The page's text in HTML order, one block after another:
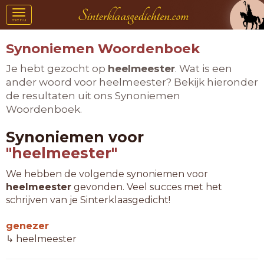
Toggle
navigation
menu
Synoniemen Woordenboek
Je hebt gezocht op heelmeester. Wat is een
ander woord voor heelmeester? Bekijk hieronder
de resultaten uit ons Synoniemen
Woordenboek.
Synoniemen voor
"heelmeester"
We hebben de volgende synoniemen voor
heelmeester gevonden. Veel succes met het
schrijven van je Sinterklaasgedicht!
genezer
↳ heelmeester